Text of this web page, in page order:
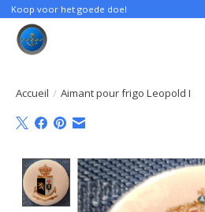
Koop voor het goede doel
Accueil / Aimant pour frigo Leopold I
Product image